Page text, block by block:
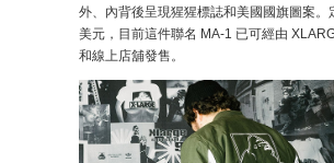
外、內背後呈現猩猩標誌和美國國旗圖案。
美元，目前這件聯名 MA-1 已可經由
和線上店舖發售。